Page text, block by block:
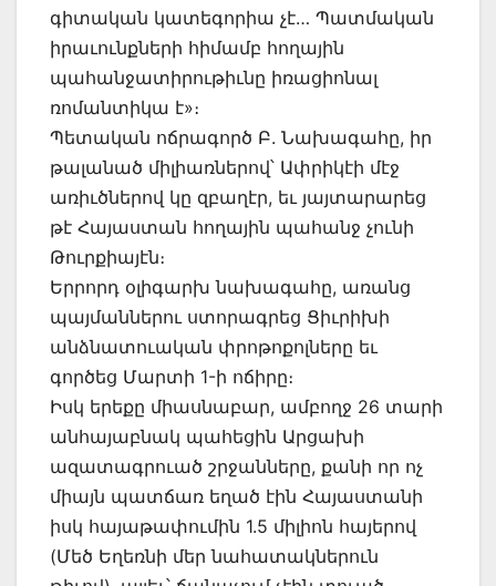
գիտական կատեգորիա չէ… Պատմական
իրաւունքների հիմամբ հողային
պահանջատիրութիւնը իռացիոնալ
ռոմանտիկա է»։
Պետական ոճրագործ Բ. Նախագահը, իր
թալանած միլիառներով՝ Ափրիկէի մէջ
առիւծներով կը զբաղէր, եւ յայտարարեց
թէ Հայաստան հողային պահանջ չունի
Թուրքիայէն։
Երրորդ օլիգարխ նախագահը, առանց
պայմաններու ստորագրեց Ցիւրիխի
անձնատուական փրոթոքոլները եւ
գործեց Մարտի 1-ի ոճիրը։
Իսկ երեքը միասնաբար, ամբողջ 26 տարի
անհայաբնակ պահեցին Արցախի
ազատագրուած շրջանները, քանի որ ոչ
միայն պատճառ եղած էին Հայաստանի
իսկ հայաթափումին 1.5 միլիոն հայերով
(Մեծ Եղեռնի մեր նահատակներուն